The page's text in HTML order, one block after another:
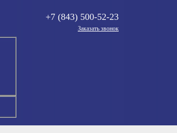
+7 (843) 500-52-23
Заказать звонок